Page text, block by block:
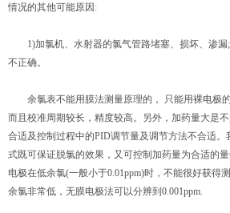
情况的其他可能原因:
1)加氯机、水射器的氯气管路堵塞、损坏、渗漏
不正确。
余氯表不能用膜法测量原理的， 只能用裸电极的
而且校准周期较长，精度较高。另外，加药量大是
合适及控制过程中的PID调节量及调节方法不合适。
式既可保证脱氯的效果，又可控制加药量为合适的
电极在低余氯(一般小于0.01ppm)时，不能很好获得
余氯非常低，无膜电极法可以分辨到0.001ppm.